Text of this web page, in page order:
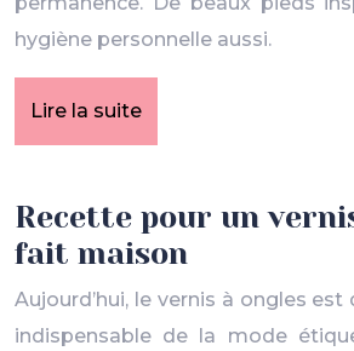
hygiène personnelle aussi.
Lire la suite
Recette pour un
fait maison
Aujourd’hui, le vernis à ongles
indispensable de la mode